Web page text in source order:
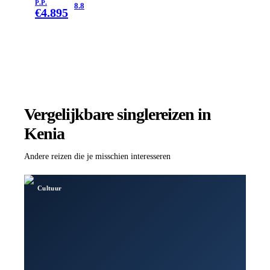
P.P.
€4.895 8.8
Vergelijkbare singlereizen in
Kenia
Andere reizen die je misschien interesseren
Cultuur